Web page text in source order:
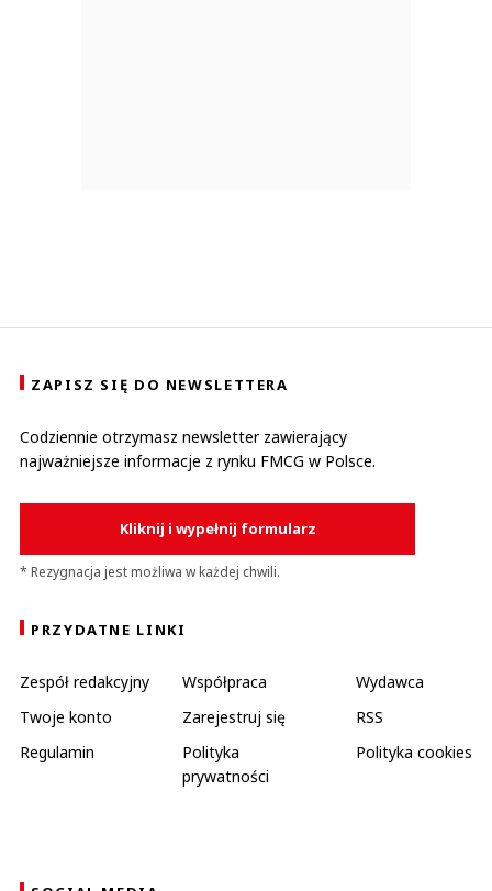
ZAPISZ SIĘ DO NEWSLETTERA
Codziennie otrzymasz newsletter zawierający
najważniejsze informacje z rynku FMCG w Polsce.
Kliknij i wypełnij formularz
* Rezygnacja jest możliwa w każdej chwili.
PRZYDATNE LINKI
Zespół redakcyjny Współpraca
Wydawca
Twoje konto
Zarejestruj się
RSS
Regulamin
Polityka
prywatności
Polityka cookies